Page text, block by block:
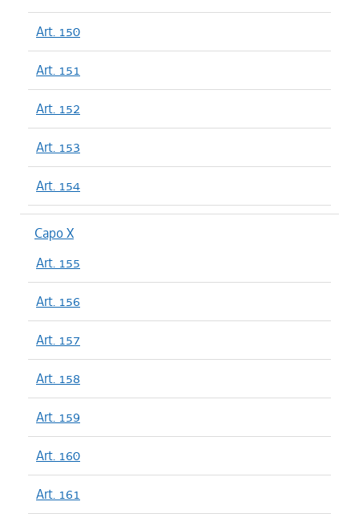
Art. 150
Art. 151
Art. 152
Art. 153
Art. 154
Capo X
Art. 155
Art. 156
Art. 157
Art. 158
Art. 159
Art. 160
Art. 161